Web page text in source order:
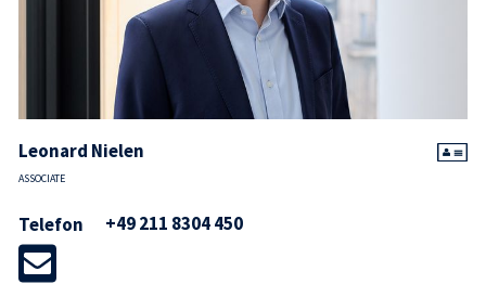
Leonard Nielen
ASSOCIATE
Telefon +49 211 8304 450